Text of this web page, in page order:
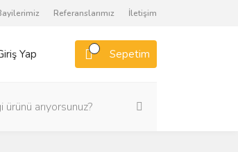
Referanslarımız İletişim
Yap Sepetim